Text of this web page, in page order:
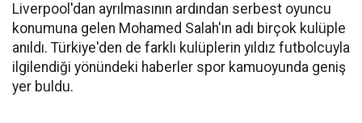
Liverpool'dan ayrılmasının ardından serbest oyuncu
konumuna gelen Mohamed Salah'ın adı birçok kulüple
anıldı. Türkiye'den de farklı kulüplerin yıldız futbolcuyla
ilgilendiği yönündeki haberler spor kamuoyunda geniş
yer buldu.